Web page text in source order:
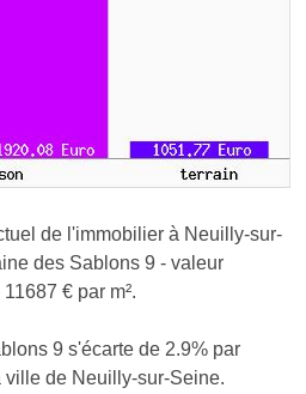
de l'immobilier à Neuilly-sur-
des Sablons 9 - valeur
€ par m².
9 s'écarte de 2.9% par
de Neuilly-sur-Seine.